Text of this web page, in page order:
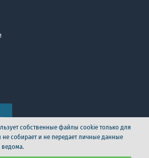
судоходства, 2026
собственные файлы cookie только для
не собирает и не передает личные данные
ведома.